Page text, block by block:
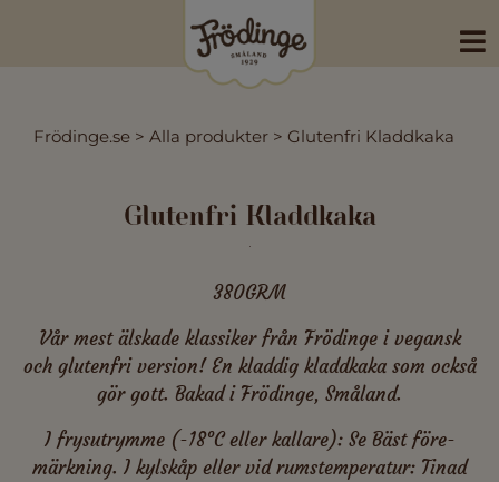
Frödinge.se > Alla produkter > Glutenfri Kladdkaka
Glutenfri Kladdkaka
380GRM
Vår mest älskade klassiker från Frödinge i vegansk
och glutenfri version! En kladdig kladdkaka som också
gör gott. Bakad i Frödinge, Småland.
I frysutrymme (-18°C eller kallare): Se Bäst före-
märkning. I kylskåp eller vid rumstemperatur: Tinad